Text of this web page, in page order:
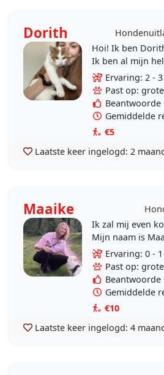
Dorith
Hoi! Ik ben Dorith en 24 jaar oud.
Ik ben al mijn
opgegroeid met
ik niet meer bij
mis ik wel in een
Ervaring: 2 -
Past op:
Beantwoorde
Gemiddelde
€5
Laatste keer ingelogd: 2
Maaike
Ik zal mij even
Mijn naam is
en derdejaars
aan de RUG in
dierenvriend
Ervaring: 0 -
Past op:
Beantwoorde
Gemiddelde
€10
Laatste keer ingelogd: 4